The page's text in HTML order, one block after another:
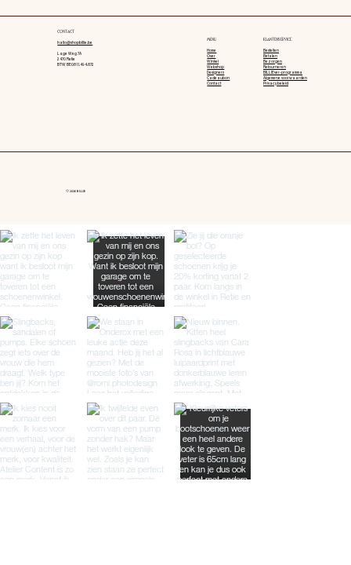
CONTACT
hallo@shopbillie.be
Lage Weg 7A
2470 Retie
BTW BE0811.494.872
MENU
Home
Over
Winkel
Webshop
Designers
Cadeaubon
Contact
KLANTENSERVICE
Bestellen
Betalen
Bezorgen
Retourneren
BILLIEver-programma
Algemene voorwaarden
Privacy beleid
© 2026 BILLIE